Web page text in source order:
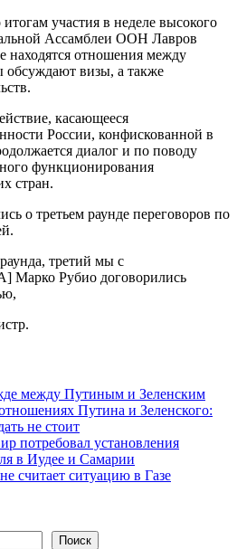
участия в неделе высокого
Ассамблеи ООН Лавров
находятся отношения между
визы, а также
касающееся
России, конфискованной в
диалог и по поводу
функционирования
стран.
о третьем раунде переговоров по
третий мы с
Марко Рубио договорились
между Путиным и Зеленским
Путина и Зеленского:
не стоит
потребовал установления
в Иудее и Самарии
считает ситуацию в Газе
Поиск